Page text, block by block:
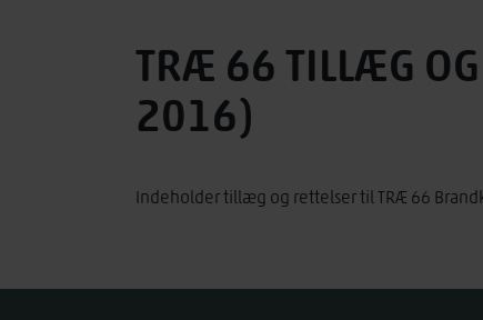
TRÆ 66 TILLÆG OG
2016)
Indeholder tillæg og rettelser til TRÆ 66